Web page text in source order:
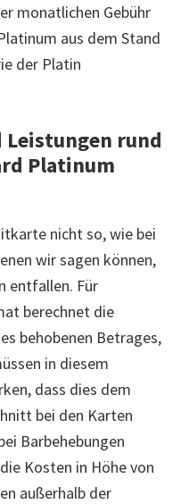
monatlichen Gebühr
aus dem Stand
der Platin
rund
Platinum
nicht so, wie bei
wir sagen können,
entfallen. Für
berechnet die
behobenen Betrages,
in diesem
dass dies dem
bei den Karten
Barbehebungen
Kosten in Höhe von
außerhalb der